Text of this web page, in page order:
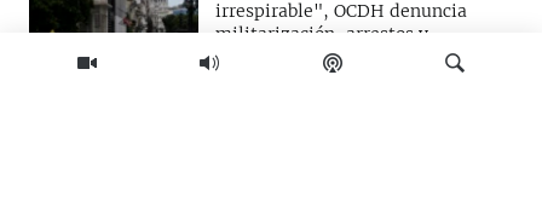
irrespirable", OCDH denuncia
militarización, arrestos y
violaciones en el sistema